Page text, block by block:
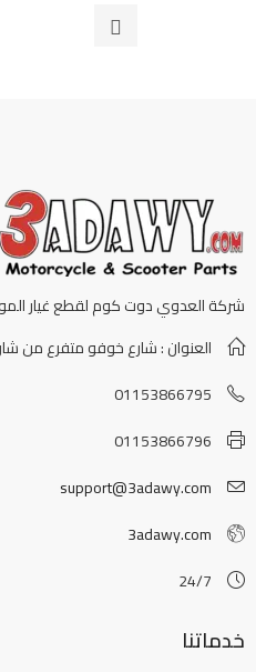
شركة العدوي دوت كوم لقطع غيار
العنوان : شارع خوفو متفرع من
01153866795
01153866796
support@3adawy.com
3adawy.com
24/7
خدماتنا